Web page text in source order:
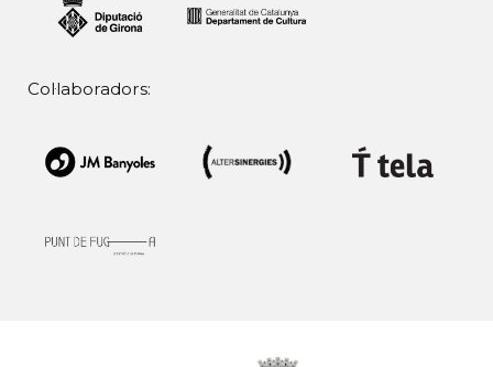
Col·laboradors: